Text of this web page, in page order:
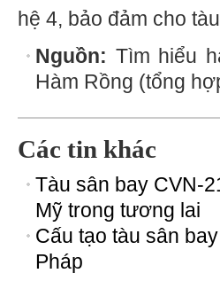
hệ 4, bảo đảm cho
Nguồn: Tìm hiểu
Hàm Rồng (tổng
Các tin khác
Tàu sân bay CVN-
Mỹ trong tương lai
Cấu tạo tàu sân
Pháp